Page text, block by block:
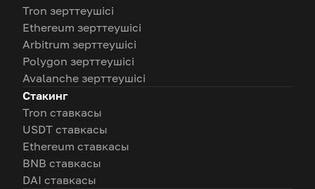
Tron зерттеушісі
Ethereum зерттеушісі
Arbitrum зерттеушісі
Polygon зерттеушісі
Avalanche зерттеушісі
Стакинг
Tron ставкасы
USDT ставкасы
Ethereum ставкасы
BNB ставкасы
DAI ставкасы